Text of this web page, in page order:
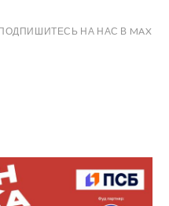
НА НАС В MAX